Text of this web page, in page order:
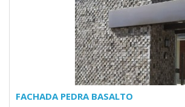
FACHADA PEDRA BASALTO